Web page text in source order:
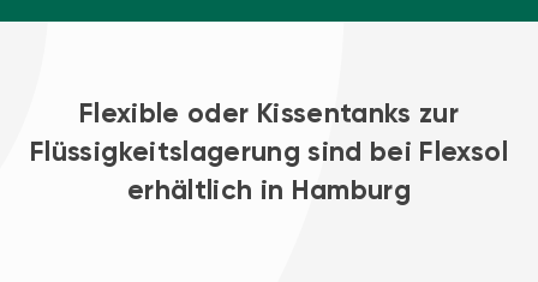
Flexible oder Kissentanks zur
Flüssigkeitslagerung sind bei Flexsol
erhältlich in Hamburg